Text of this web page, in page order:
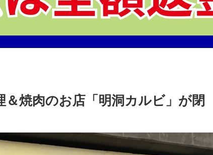
焼肉のお店「明洞カルビ」が閉